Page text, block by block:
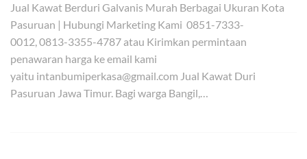
Jual Kawat Berduri Galvanis Murah Berbagai Ukuran Kota
Pasuruan | Hubungi Marketing Kami 0851-7333-
0012, 0813-3355-4787 atau Kirimkan permintaan
penawaran harga ke email kami
yaitu intanbumiperkasa@gmail.com Jual Kawat Duri
Pasuruan Jawa Timur. Bagi warga Bangil,…